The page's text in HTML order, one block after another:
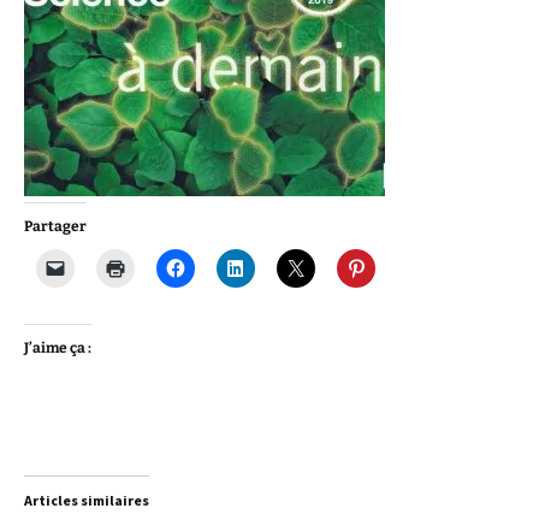
Partager
J’aime ça :
Articles similaires